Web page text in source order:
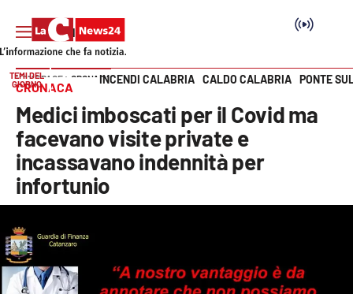
Cronaca
Politica
Attualità
Economia e lavoro
Vai
TEMI DEL
GIORNO
INCENDI CALABRIA CALDO CALABRIA PONTE
HOME PAGE CRONACA
CRONACA
Medici imboscati per il Covid ma
facevano visite private e
incassavano indennità per
infortunio